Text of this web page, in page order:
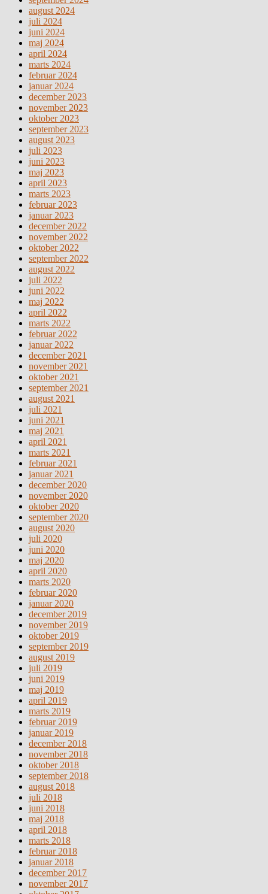
august 2024
juli 2024
juni 2024
maj 2024
april 2024
marts 2024
februar 2024
januar 2024
december 2023
november 2023
oktober 2023
september 2023
august 2023
juli 2023
juni 2023
maj 2023
april 2023
marts 2023
februar 2023
januar 2023
december 2022
november 2022
oktober 2022
september 2022
august 2022
juli 2022
juni 2022
maj 2022
april 2022
marts 2022
februar 2022
januar 2022
december 2021
november 2021
oktober 2021
september 2021
august 2021
juli 2021
juni 2021
maj 2021
april 2021
marts 2021
februar 2021
januar 2021
december 2020
november 2020
oktober 2020
september 2020
august 2020
juli 2020
juni 2020
maj 2020
april 2020
marts 2020
februar 2020
januar 2020
december 2019
november 2019
oktober 2019
september 2019
august 2019
juli 2019
juni 2019
maj 2019
april 2019
marts 2019
februar 2019
januar 2019
december 2018
november 2018
oktober 2018
september 2018
august 2018
juli 2018
juni 2018
maj 2018
april 2018
marts 2018
februar 2018
januar 2018
december 2017
november 2017